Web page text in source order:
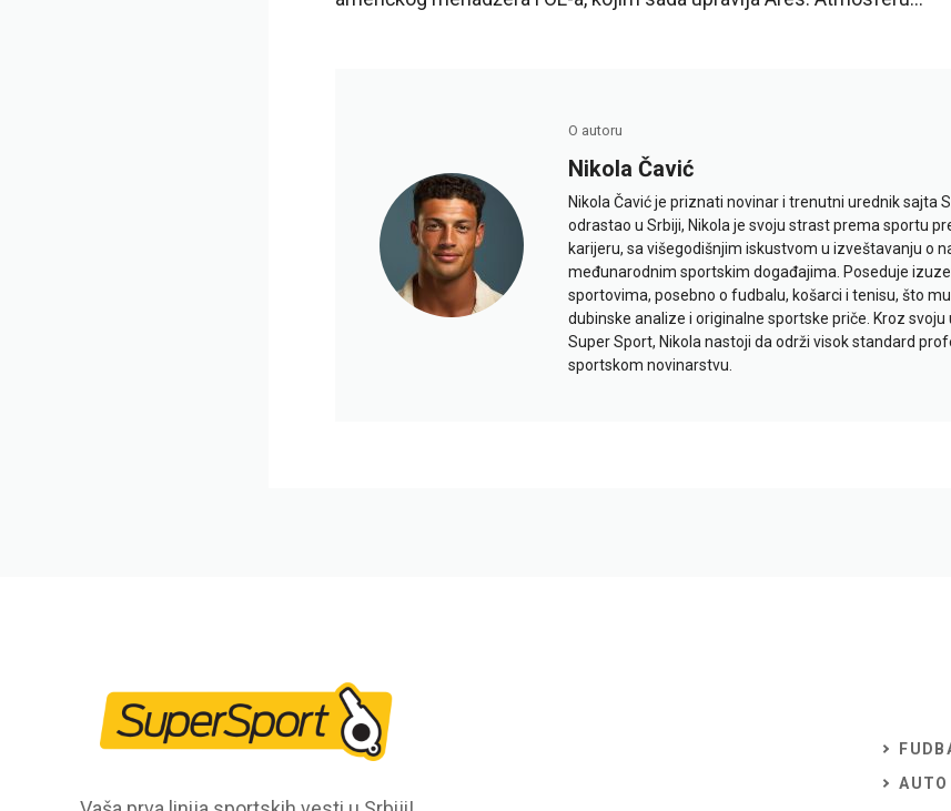
O autoru
Nikola Čavić
Nikola Čavić je priznati novinar i trenutni urednik sajta
odrastao u Srbiji, Nikola je svoju strast prema sportu
karijeru, sa višegodišnjim iskustvom u izveštavanju o
međunarodnim sportskim događajima. Poseduje
sportovima, posebno o fudbalu, košarci i tenisu, što
dubinske analize i originalne sportske priče. Kroz svoju
Super Sport, Nikola nastoji da održi visok standard
sportskom novinarstvu.
AUTO